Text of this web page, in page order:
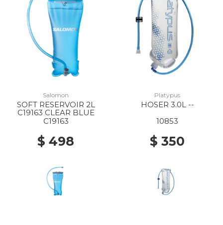
Salomon
SOFT RESERVOIR 2L
C19163 CLEAR BLUE
C19163
$ 498
Platypus
HOSER 3.0L --
10853
$ 350